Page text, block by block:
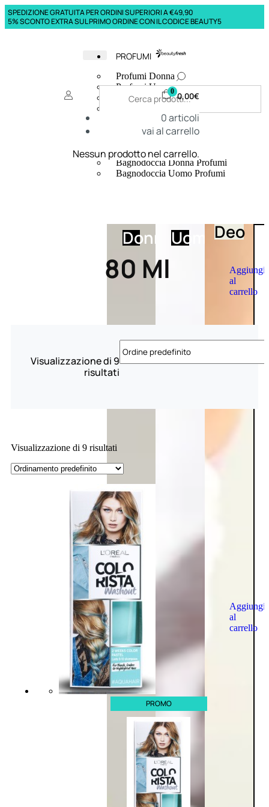
SPEDIZIONE GRATUITA PER ORDINI SUPERIORI A €49,90
5% SCONTO EXTRA SUL PRIMO ORDINE CON IL CODICE BEAUTY5
PROFUMI
Profumi Donna
Profumi Uomo
Deodoranti Donna
Corpo Donna
Corpo Uomo
Creme Mani
Bagnodoccia Donna Profumi
Bagnodoccia Uomo Profumi
DonnaUomoDeo
Aggiungi
al
carrello
Aggiungi
al
carrello
0 0,00€
0articoli
vai al carrello
Nessun prodotto nel carrello.
80 Ml
Visualizzazione di 9
risultati
Visualizzazione di 9 risultati
PROMO